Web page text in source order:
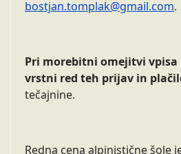
bostjan.tomplak@gmail.com.
Pri morebitni omejitvi vpisa
vrstni red teh prijav in
tečajnine.
Redna cena alpinistične šole